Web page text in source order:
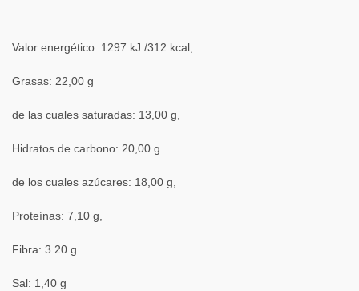
Valor energético: 1297 kJ /312 kcal,
Grasas: 22,00 g
de las cuales saturadas: 13,00 g,
Hidratos de carbono: 20,00 g
de los cuales azúcares: 18,00 g,
Proteínas: 7,10 g,
Fibra: 3.20 g
Sal: 1,40 g